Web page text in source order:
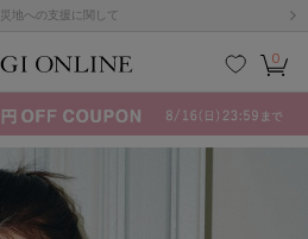
地への支援に関して
お気
に入
カー
ト
0
F